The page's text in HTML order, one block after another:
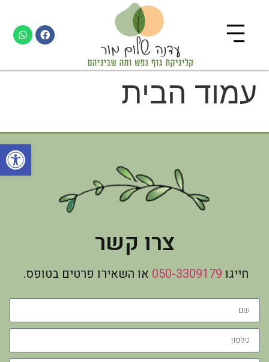
עמוד הבית
צרו קשר
חייגו 050-3309179 או השאירו פרטים בטופס.